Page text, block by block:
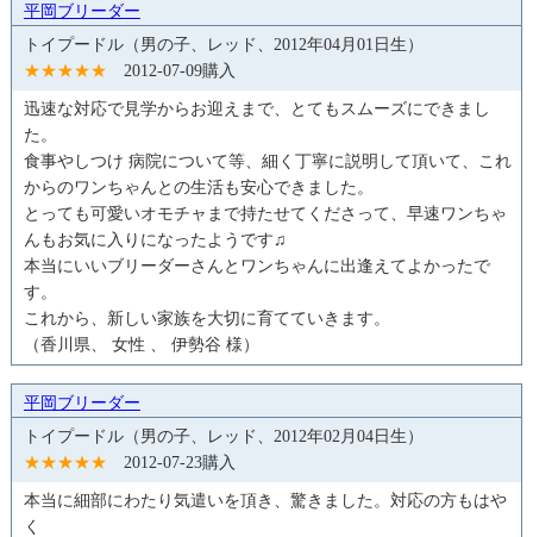
平岡ブリーダー
トイプードル（男の子、レッド、2012年04月01日生）
★★★★★ 2012-07-09購入
迅速な対応で見学からお迎えまで、とてもスムーズにできまし
た。
食事やしつけ 病院について等、細く丁寧に説明して頂いて、これ
からのワンちゃんとの生活も安心できました。
とっても可愛いオモチャまで持たせてくださって、早速ワンちゃ
んもお気に入りになったようです♫
本当にいいブリーダーさんとワンちゃんに出逢えてよかったで
す。
これから、新しい家族を大切に育てていきます。
（香川県、 女性 、 伊勢谷 様）
平岡ブリーダー
トイプードル（男の子、レッド、2012年02月04日生）
★★★★★ 2012-07-23購入
本当に細部にわたり気遣いを頂き、驚きました。対応の方もはや
く